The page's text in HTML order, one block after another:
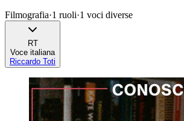
Filmografia·1 ruoli·1 voci diverse
RT
Voce italiana
Riccardo Toti